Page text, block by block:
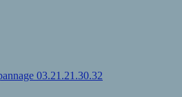
03.21.21.30.32